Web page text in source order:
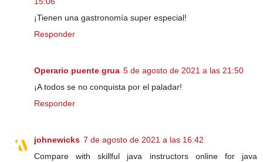
¡Tienen una gastronomía super especial!
Responder
Operario puente grua 5 de agosto de 2021 a las 21:50
¡A todos se no conquista por el paladar!
Responder
johnewicks 7 de agosto de 2021 a las 16:42
Compare with skillful java instructors online for java